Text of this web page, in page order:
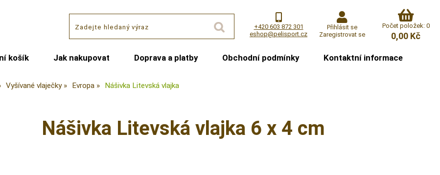
+420 603 872 301
eshop@pelisport.cz
Přihlásit se
Zaregistrovat se
Počet položek: 0
0,00 Kč
košík Jak nakupovat Doprava a platby Obchodní podmínky Kontaktní informace
Vyšívané vlaječky Evropa Nášivka Litevská vlajka
Nášivka Litevská vlajka 6 x 4 cm